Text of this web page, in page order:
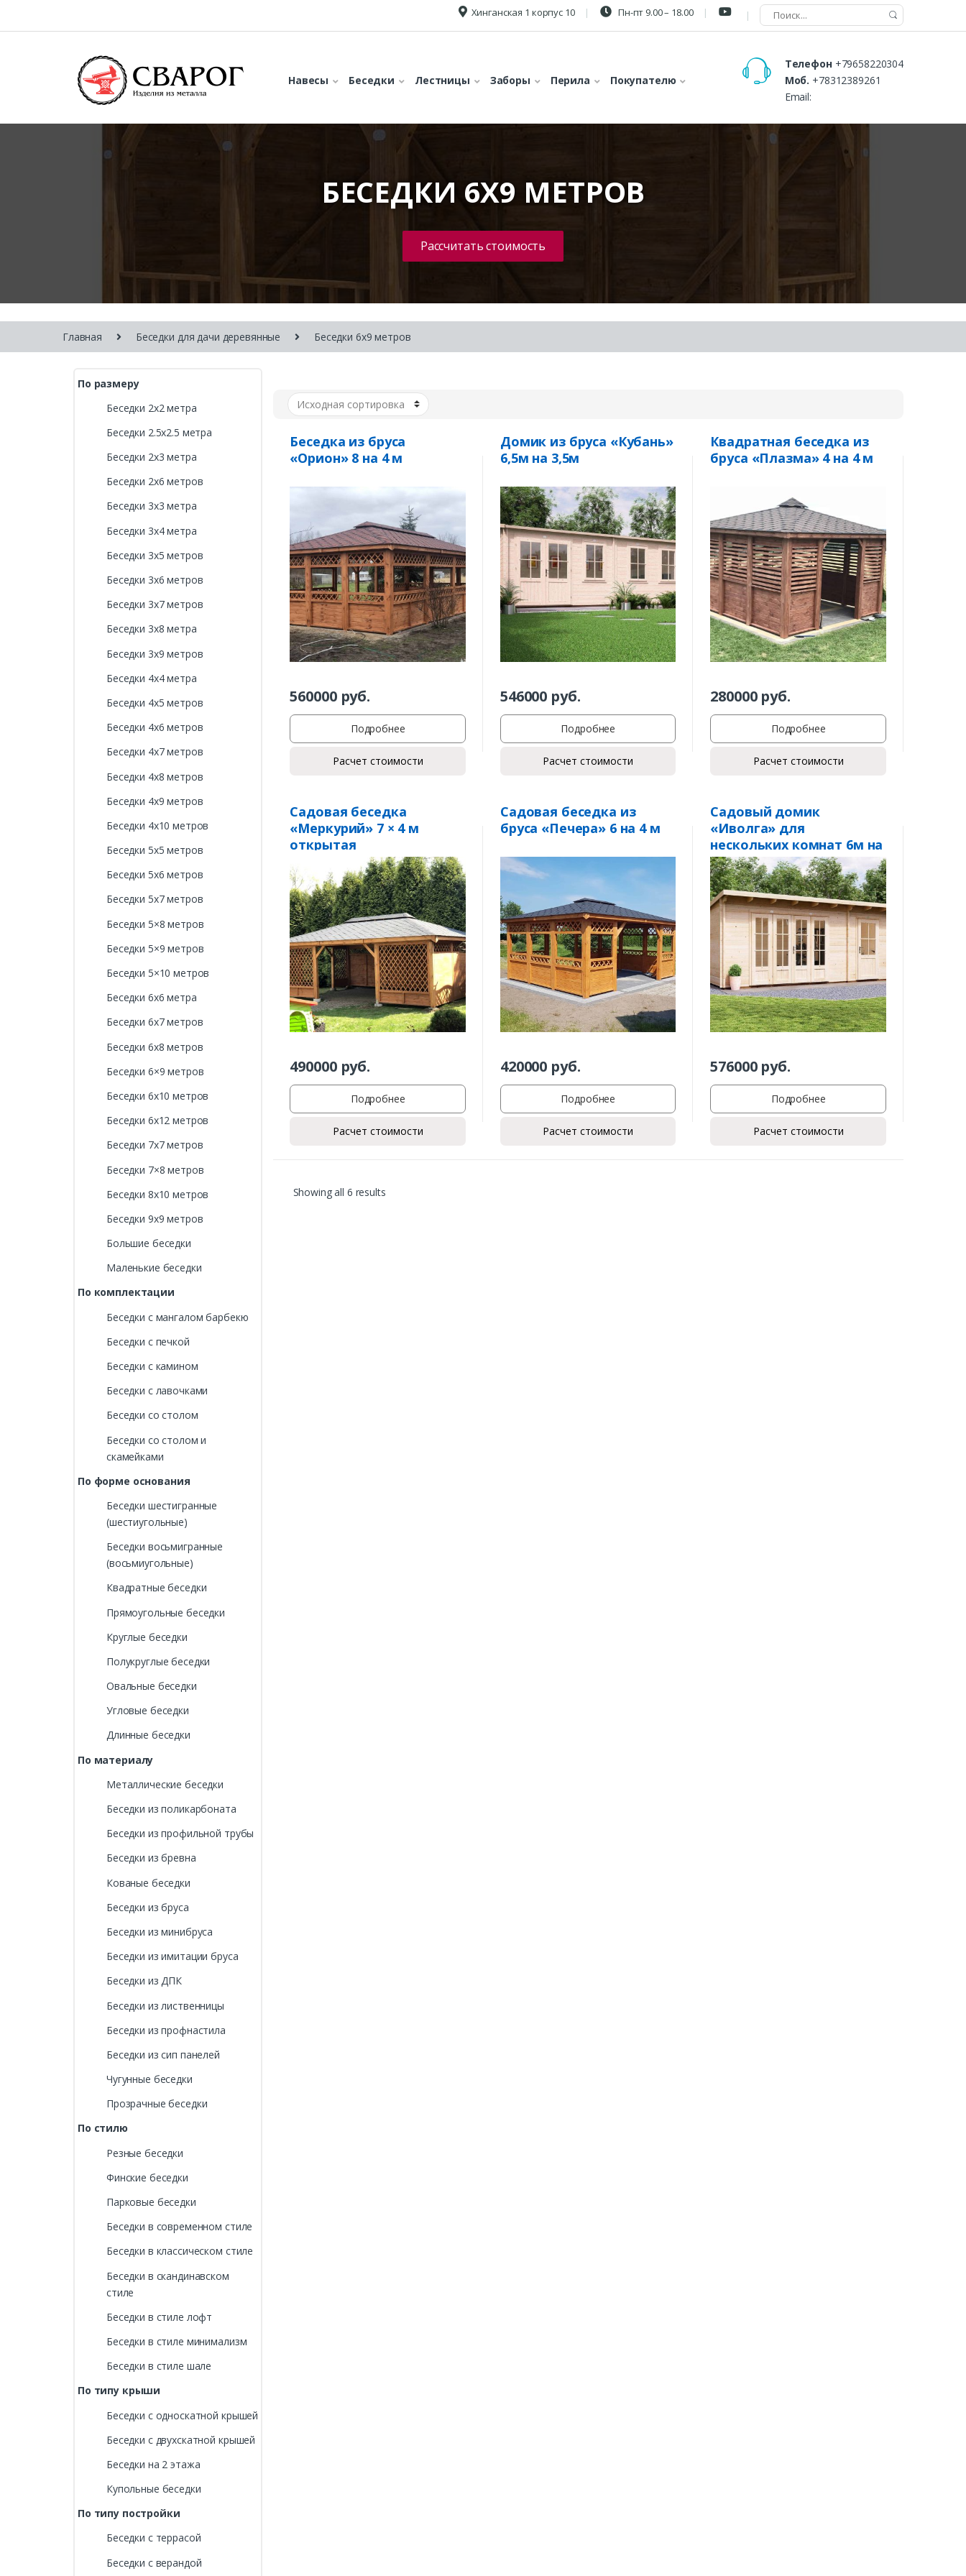
Хинганская 1 корпус 10 Пн-пт 9.00 – 18.00
Навесы Беседки Лестницы Заборы Перила Покупателю
Телефон +79658220304
Моб. +78312389261
Email:
БЕСЕДКИ 6X9 МЕТРОВ
Рассчитать стоимость
Главная Беседки для дачи деревянные Беседки 6x9 метров
Беседка из бруса
«Орион» 8 на 4 м
560000руб.
Подробнее
Расчет стоимости
Домик из бруса «Кубань»
6,5м на 3,5м
546000 руб.
Подробнее
Расчет стоимости
Квадратная беседка из
бруса «Плазма» 4 на 4 м
280000руб.
Подробнее
Расчет стоимости
Садовая беседка
«Меркурий» 7 × 4 м
открытая
490000руб.
Подробнее
Расчет стоимости
Садовая беседка из
бруса «Печера» 6 на 4 м
420000 руб.
Подробнее
Расчет стоимости
Садовый домик
«Иволга» для
нескольких комнат 6м на
4м
576000руб.
Подробнее
Расчет стоимости
Showing all 6 results
По размеру
Беседки 2х2 метра
Беседки 2.5х2.5 метра
Беседки 2х3 метра
Беседки 2х6 метров
Беседки 3х3 метра
Беседки 3х4 метра
Беседки 3х5 метров
Беседки 3х6 метров
Беседки 3х7 метров
Беседки 3х8 метра
Беседки 3х9 метров
Беседки 4х4 метра
Беседки 4х5 метров
Беседки 4х6 метров
Беседки 4х7 метров
Беседки 4х8 метров
Беседки 4х9 метров
Беседки 4х10 метров
Беседки 5х5 метров
Беседки 5х6 метров
Беседки 5х7 метров
Беседки 5×8 метров
Беседки 5×9 метров
Беседки 5×10 метров
Беседки 6х6 метра
Беседки 6х7 метров
Беседки 6х8 метров
Беседки 6×9 метров
Беседки 6х10 метров
Беседки 6х12 метров
Беседки 7х7 метров
Беседки 7×8 метров
Беседки 8х10 метров
Беседки 9х9 метров
Большие беседки
Маленькие беседки
По комплектации
Беседки с мангалом барбекю
Беседки с печкой
Беседки с камином
Беседки с лавочками
Беседки со столом
Беседки со столом и
скамейками
По форме основания
Беседки шестигранные
(шестиугольные)
Беседки восьмигранные
(восьмиугольные)
Квадратные беседки
Прямоугольные беседки
Круглые беседки
Полукруглые беседки
Овальные беседки
Угловые беседки
Длинные беседки
По материалу
Металлические беседки
Беседки из поликарбоната
Беседки из профильной трубы
Беседки из бревна
Кованые беседки
Беседки из бруса
Беседки из минибруса
Беседки из имитации бруса
Беседки из ДПК
Беседки из лиственницы
Беседки из профнастила
Беседки из сип панелей
Чугунные беседки
Прозрачные беседки
По стилю
Резные беседки
Финские беседки
Парковые беседки
Беседки в современном стиле
Беседки в классическом стиле
Беседки в скандинавском
стиле
Беседки в стиле лофт
Беседки в стиле минимализм
Беседки в стиле шале
По типу крыши
Беседки с односкатной крышей
Беседки с двухскатной крышей
Беседки на 2 этажа
Купольные беседки
По типу постройки
Беседки с террасой
Беседки с верандой